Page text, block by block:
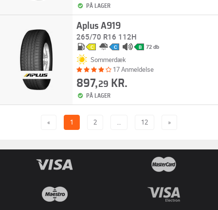
PÅ LAGER
Aplus A919
265/70 R16 112H
C C B 72 db
Sommerdæk
17 Anmeldelse
897,29 KR.
PÅ LAGER
« 1 2 … 12 »